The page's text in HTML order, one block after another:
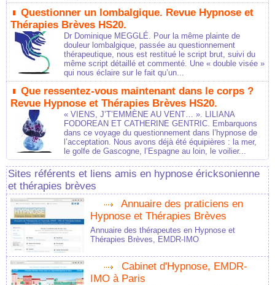
Questionner un lombalgique. Revue Hypnose et
Thérapies Brèves HS20.
Dr Dominique MEGGLÉ. Pour la même plainte de
douleur lombalgique, passée au questionnement
thérapeutique, nous est restitué le script brut, suivi du
même script détaillé et commenté. Une « double visée »
qui nous éclaire sur le fait qu’un...
Que ressentez-vous maintenant dans le corps ?
Revue Hypnose et Thérapies Brèves HS20.
« VIENS, J’T’EMMÈNE AU VENT… ». LILIANA
FODOREAN ET CATHERINE GENTRIC. Embarquons
dans ce voyage du questionnement dans l’hypnose de
l’acceptation. Nous avons déjà été équipières : la mer,
le golfe de Gascogne, l’Espagne au loin, le voilier...
Sites référents et liens amis en hypnose éricksonienne
et thérapies brèves
Annuaire des praticiens en
Hypnose et Thérapies Brèves
Annuaire des thérapeutes en Hypnose et
Thérapies Brèves, EMDR-IMO
Cabinet d'Hypnose, EMDR-
IMO à Paris